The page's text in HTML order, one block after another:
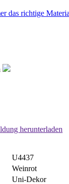
das richtige
herunterladen
U4437
Weinrot
Uni-Dekor